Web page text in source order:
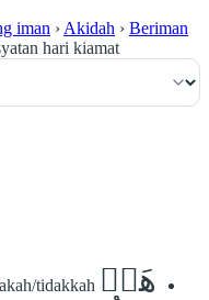
iman › Akidah › Beriman
hari kiamat
هَلۡ tidakkah